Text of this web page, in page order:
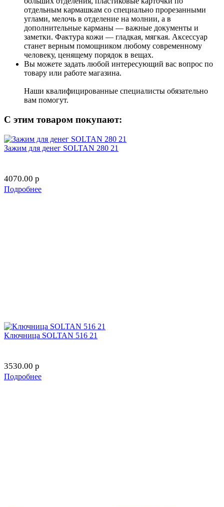
отдельным кармашкам со специально прорезанными
углами, мелочь в отделение на молнии, а в
дополнительные карманы — важные документы и
заметки. Фактура кожи — гладкая, мягкая. Аксессуар
станет верным помощником любому современному
человеку, ценящему порядок в вещах.
Вы можете задать любой интересующий вас вопрос по
товару или работе магазина.
Наши квалифицированные специалисты обязательно
вам помогут.
С этим товаром покупают:
Зажим для денег SOLTAN 280 21
4070.00 p
Подробнее
Ключница SOLTAN 516 21
3530.00 p
Подробнее